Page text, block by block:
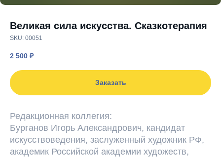
Великая сила искусства. Сказкотерапия
SKU: 00051
2 500 ₽
Заказать
Редакционная коллегия:
Бурганов Игорь Александрович, кандидат
искусствоведения, заслуженный художник РФ,
академик Российской академии художеств,